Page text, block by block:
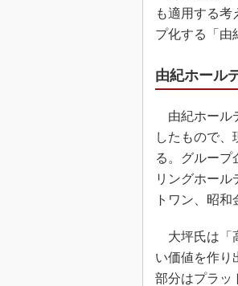
も適用する
プ化する「由
由紀ホール
由紀ホール
したもので、
る。グループ
リングホール
トワン、昭
大坪氏は「
い価値を作り
部分はプラッ